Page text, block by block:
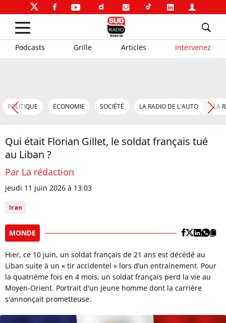
Podcasts Grille Articles Intervenez
POLITIQUE ECONOMIE SOCIÉTÉ LA RADIO DE L'AUTO LA
Qui était Florian Gillet, le soldat français tué
au Liban ?
Par La rédaction
jeudi 11 juin 2026 à 13:03
Iran
MONDE
Hier, ce 10 juin, un soldat français de 21 ans est décédé au
Liban suite à un « tir accidentel » lors d’un entrainement. Pour
la quatrième fois en 4 mois, un soldat français perd la vie au
Moyen-Orient. Portrait d'un jeune homme dont la carrière
s'annonçait prometteuse.